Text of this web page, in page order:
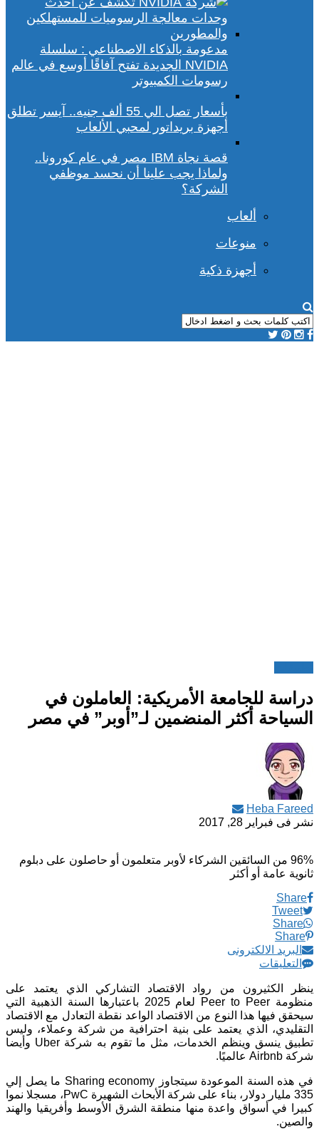
مدعومة بالذكاء الاصطناعي : سلسلة
NVIDIA الجديدة تفتح آفاقًا أوسع في عالم
رسومات الكمبيوتر
بأسعار تصل الي 55 ألف جنيه.. آيسر تطلق
أجهزة بريداتور لمحبي الألعاب
قصة نجاة IBM مصر في عام كورونا..
ولماذا يجب علينا أن نحسد موظفي
الشركة؟
ألعاب
منوعات
أجهزة ذكية
دراسة للجامعة الأمريكية: العاملون في
السياحة أكثر المنضمين لـ”أوبر” في مصر
Heba Fareed
نشر فى فبراير 28, 2017
96% من السائقين الشركاء لأوبر متعلمون أو حاصلون على دبلوم
ثانوية عامة أو أكثر
Share
Tweet
Share
Share
البريد الالكترونى
التعليقات
ينظر الكثيرون من رواد الاقتصاد التشاركي الذي يعتمد على
منظومة Peer to Peer لعام 2025 باعتبارها السنة الذهبية التي
سيحقق فيها هذا النوع من الاقتصاد الواعد نقطة التعادل مع الاقتصاد
التقليدي، الذي يعتمد على بنية احترافية من شركة وعملاء، وليس
تطبيق ينسق وينظم الخدمات، مثل ما تقوم به شركة Uber وأيضا
شركة Airbnb عالميًا.
في هذه السنة الموعودة سيتجاوز Sharing economy ما يصل إلي
335 مليار دولار، بناء على شركة الأبحاث الشهيرة PwC، مسجلا نموا
كبيرا في أسواق واعدة منها منطقة الشرق الأوسط وأفريقيا والهند
والصين.